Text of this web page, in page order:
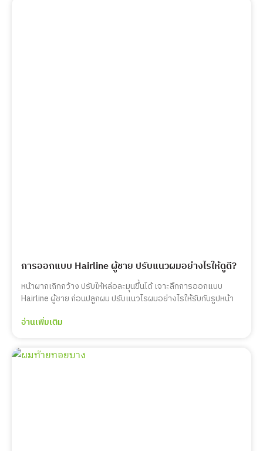
การออกแบบ Hairline ผู้ชาย ปรับแนวผมอย่างไรให้ดูดี?
หน้าผากเถิกกว้าง ปรับให้หล่อละมุนขึ้นได้ เจาะลึกการออกแบบ
Hairline ผู้ชาย ก่อนปลูกผม ปรับแนวไรผมอย่างไรให้รับกับรูปหน้า
อ่านเพิ่มเติม